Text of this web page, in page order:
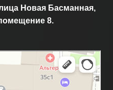
Новая Басманная,
8.